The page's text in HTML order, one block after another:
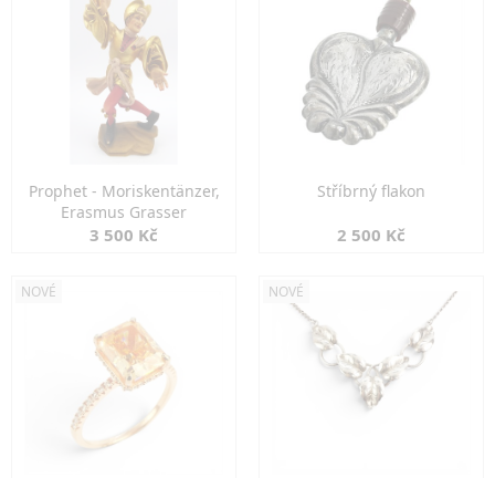
Prophet - Moriskentänzer,
Erasmus Grasser
3 500 Kč
Stříbrný flakon
2 500 Kč
NOVÉ NOVÉ